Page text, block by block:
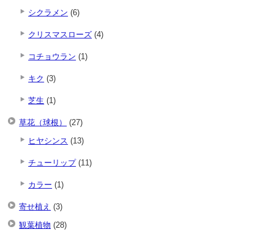
シクラメン (6)
クリスマスローズ (4)
コチョウラン (1)
キク (3)
芝生 (1)
草花（球根）
(27)
ヒヤシンス (13)
チューリップ(11)
カラー (1)
寄せ植え (3)
観葉植物 (28)